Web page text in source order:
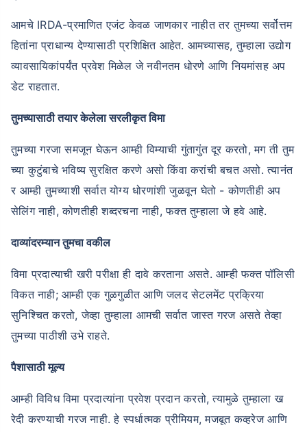
आमचे IRDA-प्रमाणित एजंट केवळ जाणकार नाहीत तर तुमच्या सर्वोत्तम
हितांना प्राधान्य देण्यासाठी प्रशिक्षित आहेत. आमच्यासह, तुम्हाला उद्योग
व्यावसायिकांपर्यंत प्रवेश मिळेल जे नवीनतम धोरणे आणि नियमांसह अप
डेट राहतात.
तुमच्यासाठी तयार केलेला सरलीकृत विमा
तुमच्या गरजा समजून घेऊन आम्ही विम्याची गुंतागुंत दूर करतो, मग ती तुम
च्या कुटुंबाचे भविष्य सुरक्षित करणे असो किंवा करांची बचत असो. त्यानंत
र आम्ही तुमच्याशी सर्वात योग्य धोरणांशी जुळवून घेतो - कोणतीही अप
सेलिंग नाही, कोणतीही शब्दरचना नाही, फक्त तुम्हाला जे हवे आहे.
दाव्यांदरम्यान तुमचा वकील
विमा प्रदात्याची खरी परीक्षा ही दावे करताना असते. आम्ही फक्त पॉलिसी
विकत नाही; आम्ही एक गुळगुळीत आणि जलद सेटलमेंट प्रक्रिया
सुनिश्चित करतो, जेव्हा तुम्हाला आमची सर्वात जास्त गरज असते तेव्हा
तुमच्या पाठीशी उभे राहते.
पैशासाठी मूल्य
आम्ही विविध विमा प्रदात्यांना प्रवेश प्रदान करतो, त्यामुळे तुम्हाला ख
रेदी करण्याची गरज नाही. हे स्पर्धात्मक प्रीमियम, मजबूत कव्हरेज आणि